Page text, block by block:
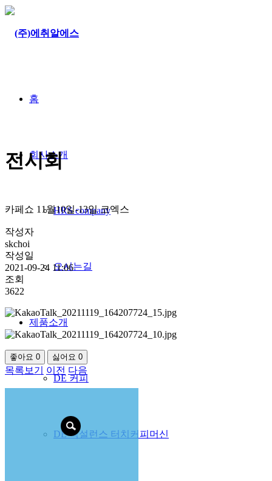
홈
회사소개
HRS company
오시는길
제품소개
DE 커피
DE 엑설런스 터치커피머신
전시회
카페쇼 11월10일-13일 코엑스
작성자
skchoi
작성일
2021-09-24 11:06
조회
3622
좋아요 0 싫어요 0
목록보기 이전 다음